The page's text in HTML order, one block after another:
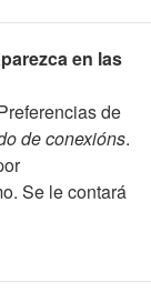
en las
de
de conexións.
Se le contará